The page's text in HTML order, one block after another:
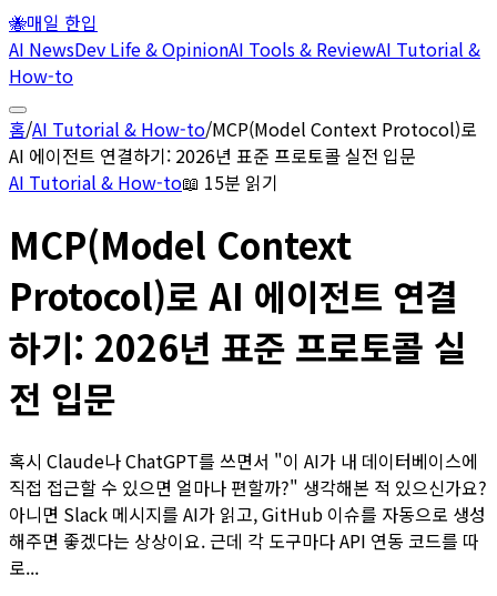
🐝매일 한입
AI NewsDev Life & OpinionAI Tools & ReviewAI Tutorial &
How-to
홈/AI Tutorial & How-to/MCP(Model Context Protocol)로
AI 에이전트 연결하기: 2026년 표준 프로토콜 실전 입문
AI Tutorial & How-to📖 15분 읽기
MCP(Model Context
Protocol)로 AI 에이전트 연결
하기: 2026년 표준 프로토콜 실
전 입문
혹시 Claude나 ChatGPT를 쓰면서 "이 AI가 내 데이터베이스에
직접 접근할 수 있으면 얼마나 편할까?" 생각해본 적 있으신가요?
아니면 Slack 메시지를 AI가 읽고, GitHub 이슈를 자동으로 생성
해주면 좋겠다는 상상이요. 근데 각 도구마다 API 연동 코드를 따
로...